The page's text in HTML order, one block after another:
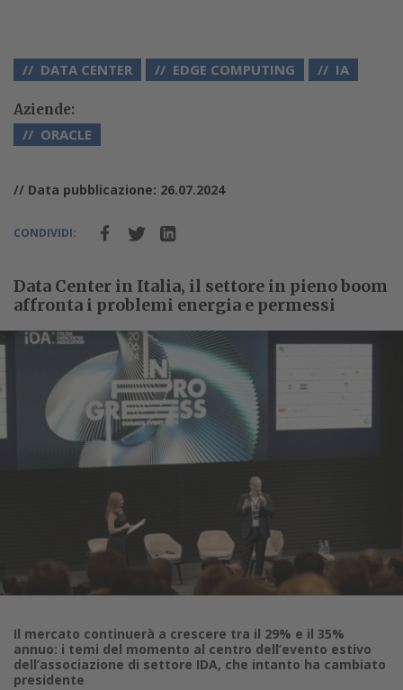
DATA CENTER EDGE COMPUTING IA
Aziende:
ORACLE
// Data pubblicazione: 26.07.2024
CONDIVIDI:
Data Center in Italia, il settore in pieno boom
affronta i problemi energia e permessi
Il mercato continuerà a crescere tra il 29% e il 35%
annuo: i temi del momento al centro dell’evento estivo
dell’associazione di settore IDA, che intanto ha cambiato
presidente